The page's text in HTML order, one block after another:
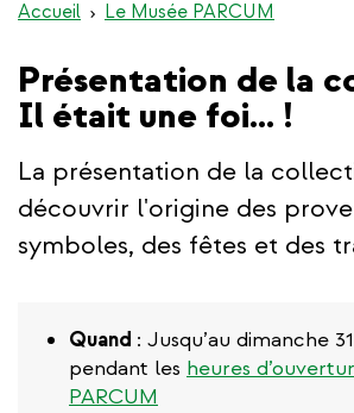
Accueil Le Musée PARCUM
Présentation de la
Il était une foi… !
La présentation de la
découvrir l'origine des
symboles, des fêtes et des
Quand : Jusqu’au dimanche
pendant les heures
PARCUM